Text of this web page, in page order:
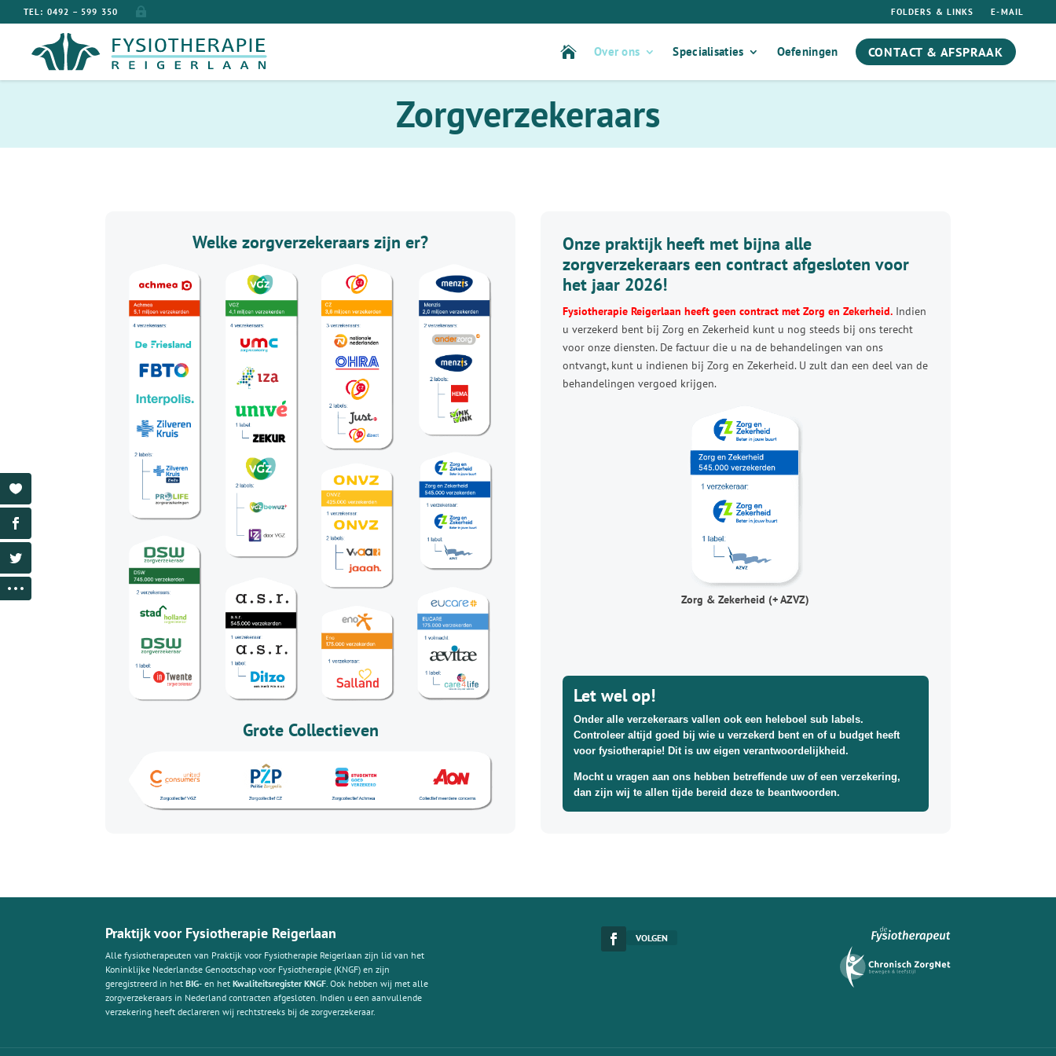
TEL: 0492 – 599 350 FOLDERS & LINKS E-MAIL
Over ons Specialisaties Oefeningen CONTACT & AFSPRAAK
Zorgverzekeraars
Welke zorgverzekeraars zijn er?
Grote Collectieven
Onze praktijk heeft met bijna alle
zorgverzekeraars een contract afgesloten voor
het jaar 2026!
Fysiotherapie Reigerlaan heeft geen contract met Zorg en Zekerheid. Indien
u verzekerd bent bij Zorg en Zekerheid kunt u nog steeds bij ons terecht
voor onze diensten. De factuur die u na de behandelingen van ons
ontvangt, kunt u indienen bij Zorg en Zekerheid. U zult dan een deel van de
behandelingen vergoed krijgen.
Zorg & Zekerheid (+ AZVZ)
Let wel op!
Onder alle verzekeraars vallen ook een heleboel sub labels.
Controleer altijd goed bij wie u verzekerd bent en of u budget heeft
voor fysiotherapie! Dit is uw eigen verantwoordelijkheid.
Mocht u vragen aan ons hebben betreffende uw of een verzekering,
dan zijn wij te allen tijde bereid deze te beantwoorden.
Praktijk voor Fysiotherapie Reigerlaan
Alle fysiotherapeuten van Praktijk voor Fysiotherapie Reigerlaan zijn lid van het
Koninklijke Neder­landse Genoot­schap voor Fysiotherapie (KNGF) en zijn
geregistreerd in het BIG- en het Kwaliteitsregister KNGF . Ook hebben wij met alle
zorg­verzeke­raars in Nederland contracten afgesloten. Indien u een aanvullende
verzekering heeft declareren wij rechtstreeks bij de zorgverzekeraar.
VOLGEN